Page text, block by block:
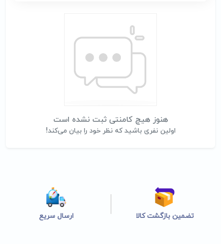
هنوز هیچ کامنتی ثبت نشده است
اولین نفری باشید که نظر خود را بیان می‌کند!
تضمین بازگشت کالا ارسال سریع